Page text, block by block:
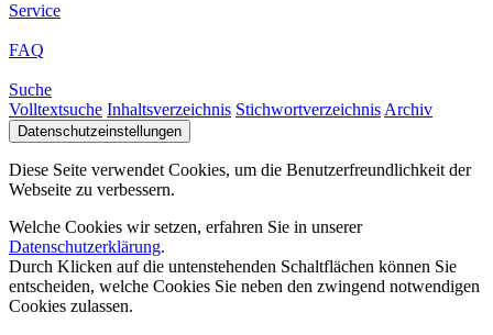
Service
FAQ
Suche
Volltextsuche Inhaltsverzeichnis Stichwortverzeichnis Archiv
Datenschutzeinstellungen
Diese Seite verwendet Cookies, um die Benutzerfreundlichkeit der
Webseite zu verbessern.
Welche Cookies wir setzen, erfahren Sie in unserer
Datenschutzerklärung.
Durch Klicken auf die untenstehenden Schaltflächen können Sie
entscheiden, welche Cookies Sie neben den zwingend notwendigen
Cookies zulassen.